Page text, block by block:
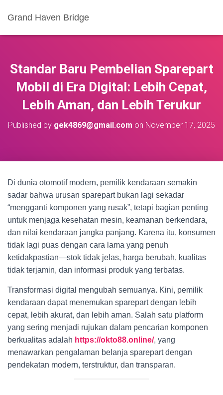
Grand Haven Bridge
Standar Baru Pembelian Sparepart
Mobil di Era Digital: Lebih Cepat,
Lebih Aman, dan Lebih Terukur
Published by gek4869@gmail.com on November 17, 2025
Di dunia otomotif modern, pemilik kendaraan semakin
sadar bahwa urusan sparepart bukan lagi sekadar
“mengganti komponen yang rusak”, tetapi bagian penting
untuk menjaga kesehatan mesin, keamanan berkendara,
dan nilai kendaraan jangka panjang. Karena itu, konsumen
tidak lagi puas dengan cara lama yang penuh
ketidakpastian—stok tidak jelas, harga berubah, kualitas
tidak terjamin, dan informasi produk yang terbatas.
Transformasi digital mengubah semuanya. Kini, pemilik
kendaraan dapat menemukan sparepart dengan lebih
cepat, lebih akurat, dan lebih aman. Salah satu platform
yang sering menjadi rujukan dalam pencarian komponen
berkualitas adalah https://okto88.online/, yang
menawarkan pengalaman belanja sparepart dengan
pendekatan modern, terstruktur, dan transparan.